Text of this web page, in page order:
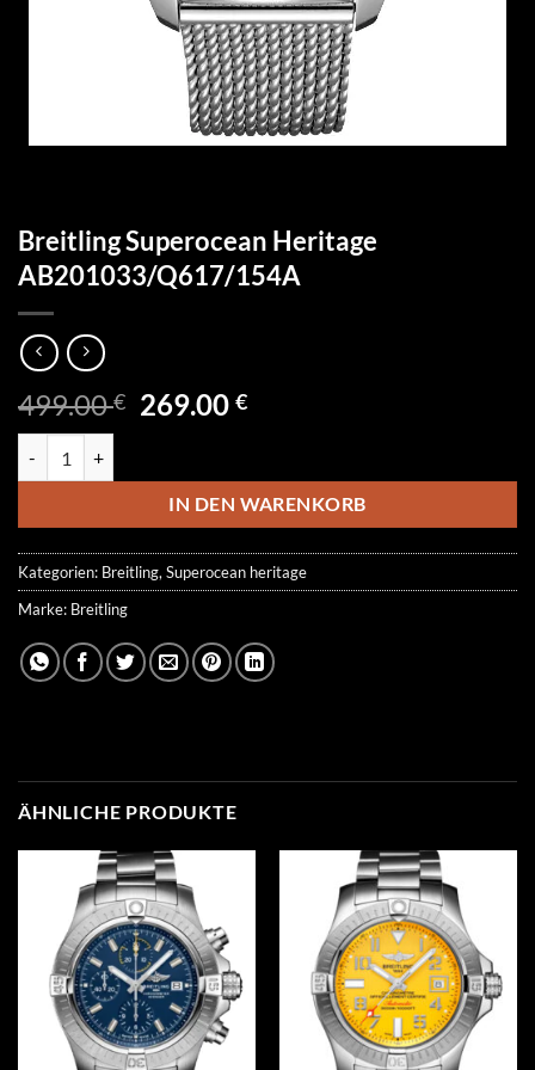
Breitling Superocean Heritage
AB201033/Q617/154A
499.00€ Ursprünglicher
499.00 €
269.00€Aktueller
269.00 €.
IN DEN WARENKORB
Kategorien: Breitling, Superocean heritage
Marke: Breitling
ÄHNLICHE PRODUKTE